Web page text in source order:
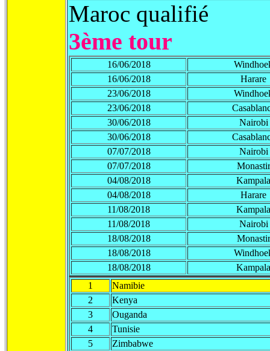
Maroc qualifié
3ème tour
16/06/2018
16/06/2018
Harare
23/06/2018
23/06/2018
30/06/2018
Nairobi
30/06/2018
07/07/2018
Nairobi
07/07/2018
Monastir
04/08/2018
Kampala
04/08/2018
Harare
11/08/2018
Kampala
11/08/2018
Nairobi
18/08/2018
Monastir
18/08/2018
18/08/2018
Kampala
1
Namibie
2
Kenya
3
Ouganda
4
Tunisie
5
Zimbabwe